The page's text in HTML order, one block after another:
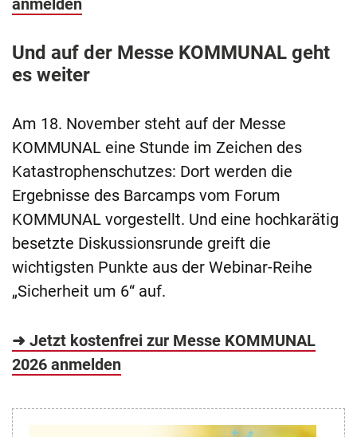
anmelden
Und auf der Messe KOMMUNAL geht
es weiter
Am 18. November steht auf der Messe
KOMMUNAL eine Stunde im Zeichen des
Katastrophenschutzes: Dort werden die
Ergebnisse des Barcamps vom Forum
KOMMUNAL vorgestellt. Und eine hochkarätig
besetzte Diskussionsrunde greift die
wichtigsten Punkte aus der Webinar-Reihe
„Sicherheit um 6“ auf.
➜ Jetzt kostenfrei zur Messe KOMMUNAL
2026 anmelden